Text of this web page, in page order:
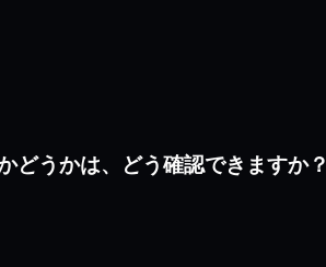
どうかは、どう確認できますか？